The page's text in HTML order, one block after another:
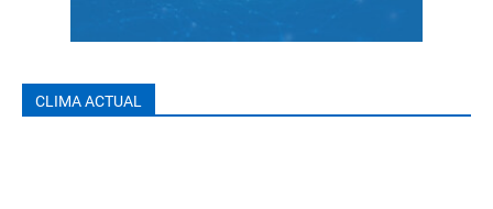
CLIMA ACTUAL